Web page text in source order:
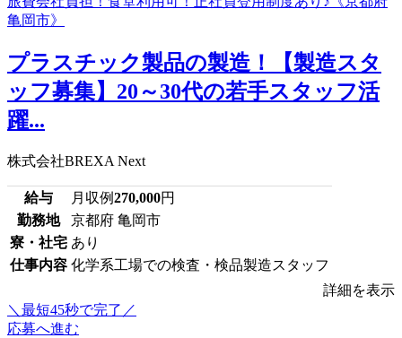
プラスチック製品の製造！【製造スタ
ッフ募集】20～30代の若手スタッフ活
躍...
株式会社BREXA Next
給与 月収例270,000円
勤務地
京都府 亀岡市
寮・社宅 あり
仕事内容 化学系工場での検査・検品製造スタッフ
詳細を表示
＼最短45秒で完了／
応募へ進む